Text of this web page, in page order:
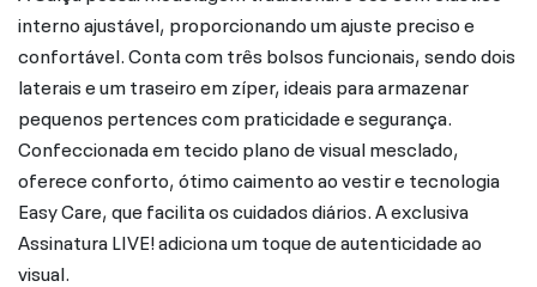
interno ajustável, proporcionando um ajuste preciso e
confortável. Conta com três bolsos funcionais, sendo dois
laterais e um traseiro em zíper, ideais para armazenar
pequenos pertences com praticidade e segurança.
Confeccionada em tecido plano de visual mesclado,
oferece conforto, ótimo caimento ao vestir e tecnologia
Easy Care, que facilita os cuidados diários. A exclusiva
Assinatura LIVE! adiciona um toque de autenticidade ao
visual.